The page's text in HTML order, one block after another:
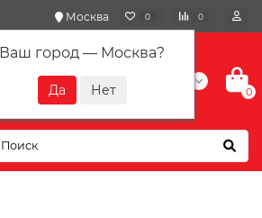
Москва
Ваш город — Москва?
0 0
+7(901) 417-10-01
0